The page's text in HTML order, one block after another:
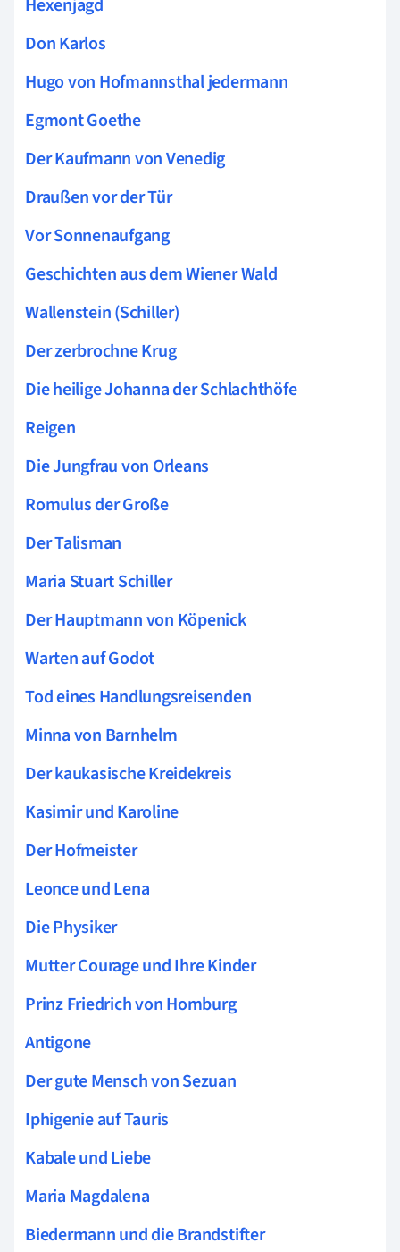
Don Karlos
Hugo von Hofmannsthal jedermann
Egmont Goethe
Der Kaufmann von Venedig
Draußen vor der Tür
Vor Sonnenaufgang
Geschichten aus dem Wiener Wald
Wallenstein (Schiller)
Der zerbrochne Krug
Die heilige Johanna der Schlachthöfe
Reigen
Die Jungfrau von Orleans
Romulus der Große
Der Talisman
Maria Stuart Schiller
Der Hauptmann von Köpenick
Warten auf Godot
Tod eines Handlungsreisenden
Minna von Barnhelm
Der kaukasische Kreidekreis
Kasimir und Karoline
Der Hofmeister
Leonce und Lena
Die Physiker
Mutter Courage und Ihre Kinder
Prinz Friedrich von Homburg
Antigone
Der gute Mensch von Sezuan
Iphigenie auf Tauris
Kabale und Liebe
Maria Magdalena
Biedermann und die Brandstifter